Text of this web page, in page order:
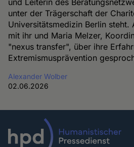
unter der Trägerschaft der
Universitätsmedizin Berlin steht.
mit ihr und Maria Melzer,
"nexus transfer", über ihre
Extremismusprävention
Alexander Wolber
02.06.2026